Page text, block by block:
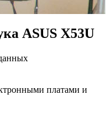
ASUS X53U
платами и